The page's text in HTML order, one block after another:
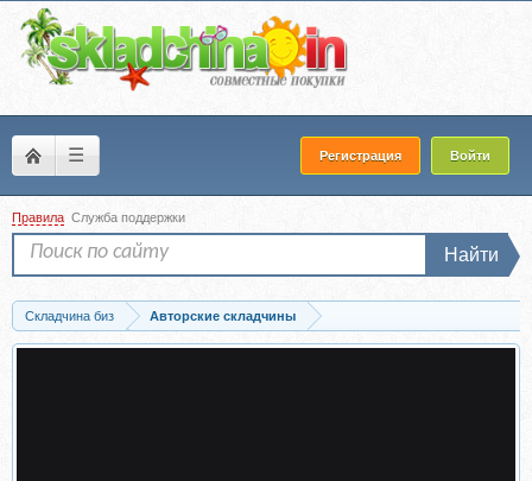
☰ Регистрация Войти
Правила Служба поддержки
Найти
Складчина биз
Авторские складчины
Запись Телеграм комбайн 2.0 парсит и постит даже защищённый контент на